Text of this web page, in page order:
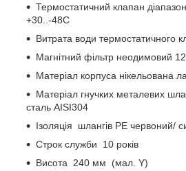
Термостатичний клапан
+30..-48С
Витрата води термостатичного
Магнітний фільтр неодимовий
Матеріал корпуса нікельована
Матеріал гнучких металевих
сталь AISI304
Ізоляція шлангів PE червоний/
Строк служби 10 років
Висота 240 мм (мал. Y)